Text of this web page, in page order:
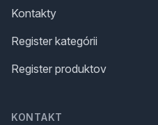
Kontakty
Register kategórii
Register produktov
KONTAKT